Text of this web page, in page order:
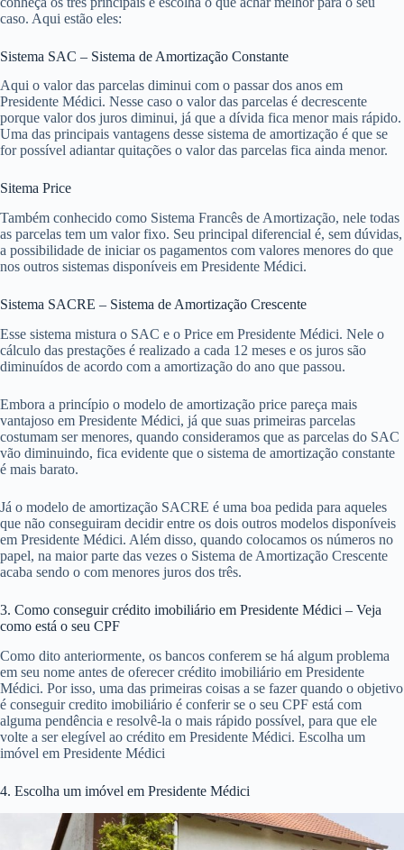
caso. Aqui estão eles:
Sistema SAC – Sistema de Amortização Constante
Aqui o valor das parcelas diminui com o passar dos anos em
Presidente Médici. Nesse caso o valor das parcelas é decrescente
porque valor dos juros diminui, já que a dívida fica menor mais rápido.
Uma das principais vantagens desse sistema de amortização é que se
for possível adiantar quitações o valor das parcelas fica ainda menor.
Sitema Price
Também conhecido como Sistema Francês de Amortização, nele todas
as parcelas tem um valor fixo. Seu principal diferencial é, sem dúvidas,
a possibilidade de iniciar os pagamentos com valores menores do que
nos outros sistemas disponíveis em Presidente Médici.
Sistema SACRE – Sistema de Amortização Crescente
Esse sistema mistura o SAC e o Price em Presidente Médici. Nele o
cálculo das prestações é realizado a cada 12 meses e os juros são
diminuídos de acordo com a amortização do ano que passou.
Embora a princípio o modelo de amortização price pareça mais
vantajoso em Presidente Médici, já que suas primeiras parcelas
costumam ser menores, quando consideramos que as parcelas do SAC
vão diminuindo, fica evidente que o sistema de amortização constante
é mais barato.
Já o modelo de amortização SACRE é uma boa pedida para aqueles
que não conseguiram decidir entre os dois outros modelos disponíveis
em Presidente Médici. Além disso, quando colocamos os números no
papel, na maior parte das vezes o Sistema de Amortização Crescente
acaba sendo o com menores juros dos três.
3. Como conseguir crédito imobiliário em Presidente Médici – Veja
como está o seu CPF
Como dito anteriormente, os bancos conferem se há algum problema
em seu nome antes de oferecer crédito imobiliário em Presidente
Médici. Por isso, uma das primeiras coisas a se fazer quando o objetivo
é conseguir credito imobiliário é conferir se o seu CPF está com
alguma pendência e resolvê-la o mais rápido possível, para que ele
volte a ser elegível ao crédito em Presidente Médici. Escolha um
imóvel em Presidente Médici
4. Escolha um imóvel em Presidente Médici